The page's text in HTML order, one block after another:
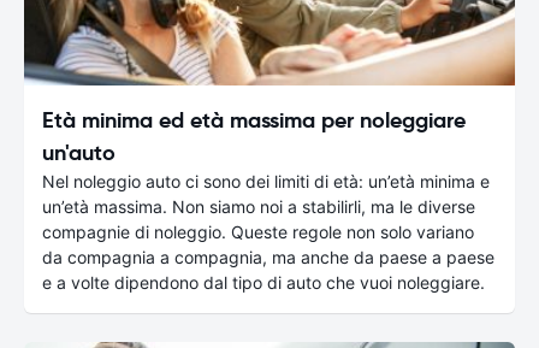
Età minima ed età massima per noleggiare
un'auto
Nel noleggio auto ci sono dei limiti di età: un’età minima e
un’età massima. Non siamo noi a stabilirli, ma le diverse
compagnie di noleggio. Queste regole non solo variano
da compagnia a compagnia, ma anche da paese a paese
e a volte dipendono dal tipo di auto che vuoi noleggiare.